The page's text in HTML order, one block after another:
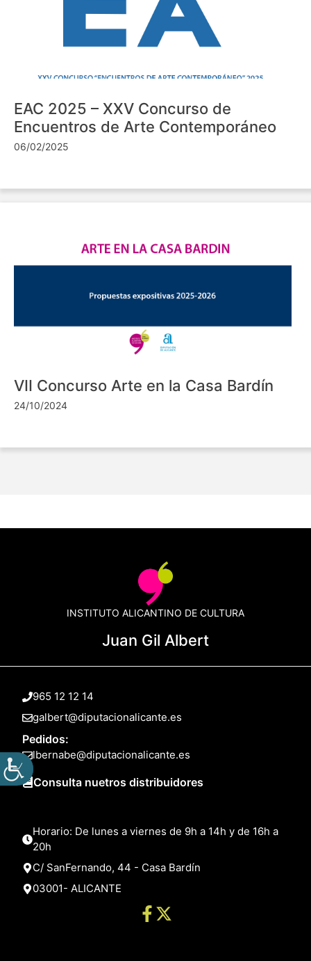
EAC 2025 – XXV Concurso de
Encuentros de Arte Contemporáneo
06/02/2025
VII Concurso Arte en la Casa Bardín
24/10/2024
INSTITUTO ALICANTINO DE CULTURA
Juan Gil Albert
965 12 12 14
galbert@diputacionalicante.es
Pedidos:
lbernabe@diputacionalicante.es
Consulta nuetros distribuidores
Horario: De lunes a viernes de 9h a 14h y de 16h a
20h
C/ SanFernando, 44 - Casa Bardín
03001- ALICANTE